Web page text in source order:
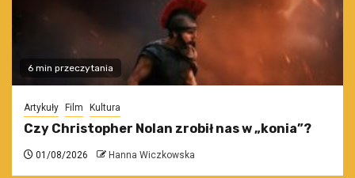
6 min przeczytania
Artykuły Film Kultura
Czy Christopher Nolan zrobił nas w „konia”?
01/08/2026 Hanna Wiczkowska